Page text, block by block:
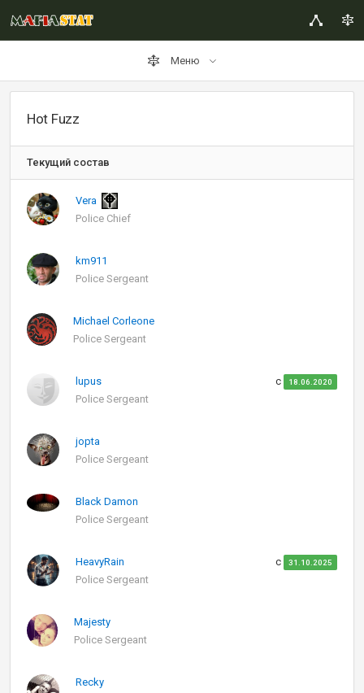
Меню
Hot Fuzz
Текущий состав
Vera
Police Chief
km911
Police Sergeant
Michael Corleone
Police Sergeant
lupus
Police Sergeant
с 18.06.2020
jopta
Police Sergeant
Black Damon
Police Sergeant
HeavyRain
Police Sergeant
с 31.10.2025
Majesty
Police Sergeant
Recky